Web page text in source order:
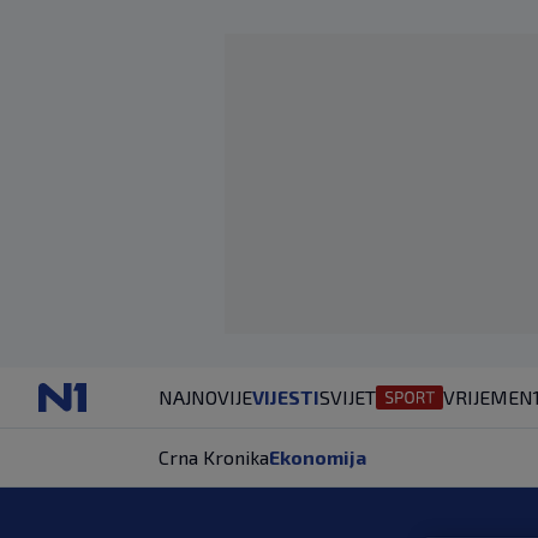
NAJNOVIJEVIJESTISVIJET VRIJEME
Crna KronikaEkonomija